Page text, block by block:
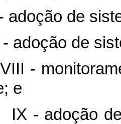
sistema
sistema
do
e